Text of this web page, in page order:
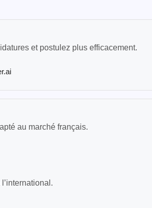
et postulez plus efficacement.
au marché français.